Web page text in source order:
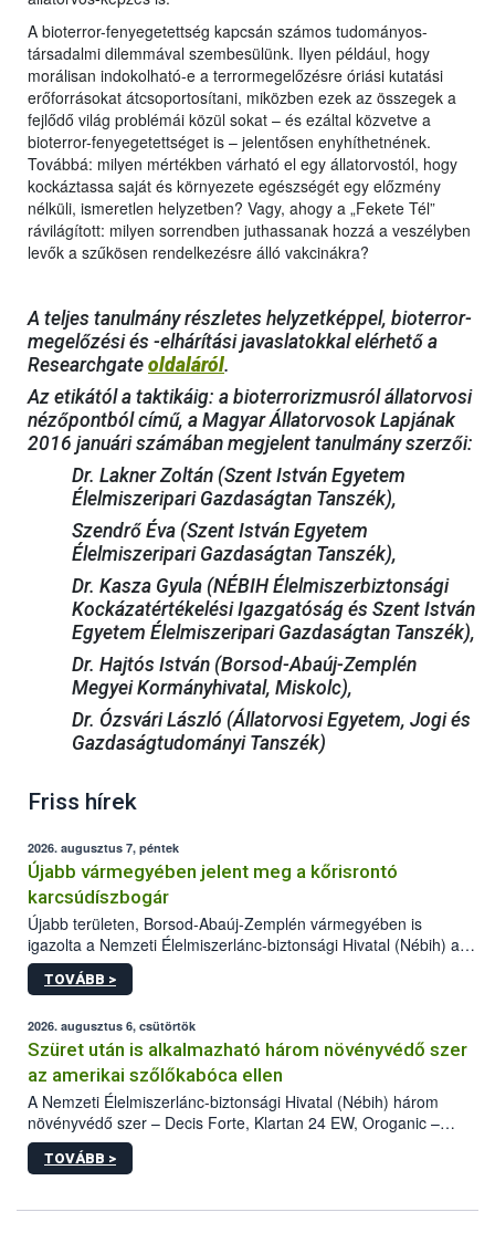
A bioterror-fenyegetettség kapcsán számos tudományos-
társadalmi dilemmával szembesülünk. Ilyen például, hogy
morálisan indokolható-e a terrormegelőzésre óriási kutatási
erőforrásokat átcsoportosítani, miközben ezek az összegek a
fejlődő világ problémái közül sokat – és ezáltal közvetve a
bioterror-fenyegetettséget is – jelentősen enyhíthetnének.
Továbbá: milyen mértékben várható el egy állatorvostól, hogy
kockáztassa saját és környezete egészségét egy előzmény
nélküli, ismeretlen helyzetben? Vagy, ahogy a „Fekete Tél”
rávilágított: milyen sorrendben juthassanak hozzá a veszélyben
levők a szűkösen rendelkezésre álló vakcinákra?
A teljes tanulmány részletes helyzetképpel, bioterror-
megelőzési és -elhárítási javaslatokkal elérhető a
Researchgate oldaláról.
Az etikától a taktikáig: a bioterrorizmusról állatorvosi
nézőpontból című, a Magyar Állatorvosok Lapjának
2016 januári számában megjelent tanulmány szerzői:
Dr. Lakner Zoltán (Szent István Egyetem
Élelmiszeripari Gazdaságtan Tanszék),
Szendrő Éva (Szent István Egyetem
Élelmiszeripari Gazdaságtan Tanszék),
Dr. Kasza Gyula (NÉBIH Élelmiszerbiztonsági
Kockázatértékelési Igazgatóság és Szent István
Egyetem Élelmiszeripari Gazdaságtan Tanszék),
Dr. Hajtós István (Borsod-Abaúj-Zemplén
Megyei Kormányhivatal, Miskolc),
Dr. Ózsvári László (Állatorvosi Egyetem, Jogi és
Gazdaságtudományi Tanszék)
Friss hírek
2026. augusztus 7, péntek
Újabb vármegyében jelent meg a kőrisrontó
karcsúdíszbogár
Újabb területen, Borsod-Abaúj-Zemplén vármegyében is
igazolta a Nemzeti Élelmiszerlánc-biztonsági Hivatal (Nébih) a
kőrisrontó karcsúdíszbogár (Agrilus planipennis) jelenlétét. A
kártevőt nem csak színcsapdában találták meg, de már fertőzött
az intenzív felderítést, emellett az intézkedéseket a szlovák
hatósággal is összehangolják a terjedés megállítása érdekében.
TOVÁBB >
2026. augusztus 6, csütörtök
Szüret után is alkalmazható három növényvédő szer
az amerikai szőlőkabóca ellen
A Nemzeti Élelmiszerlánc-biztonsági Hivatal (Nébih) három
növényvédő szer – Decis Forte, Klartan 24 EW, Oroganic –
engedélyokiratát módosította, így azok a szüretet követően,
egészen a vesszőérettség (BBCH 91) stádiumáig
érésű szőlőkben is legyen lehetőség a károsító elleni további
TOVÁBB >